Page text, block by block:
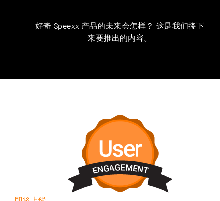
好奇 Speexx 产品的未来会怎样？ 这是我们接下
来要推出的内容。